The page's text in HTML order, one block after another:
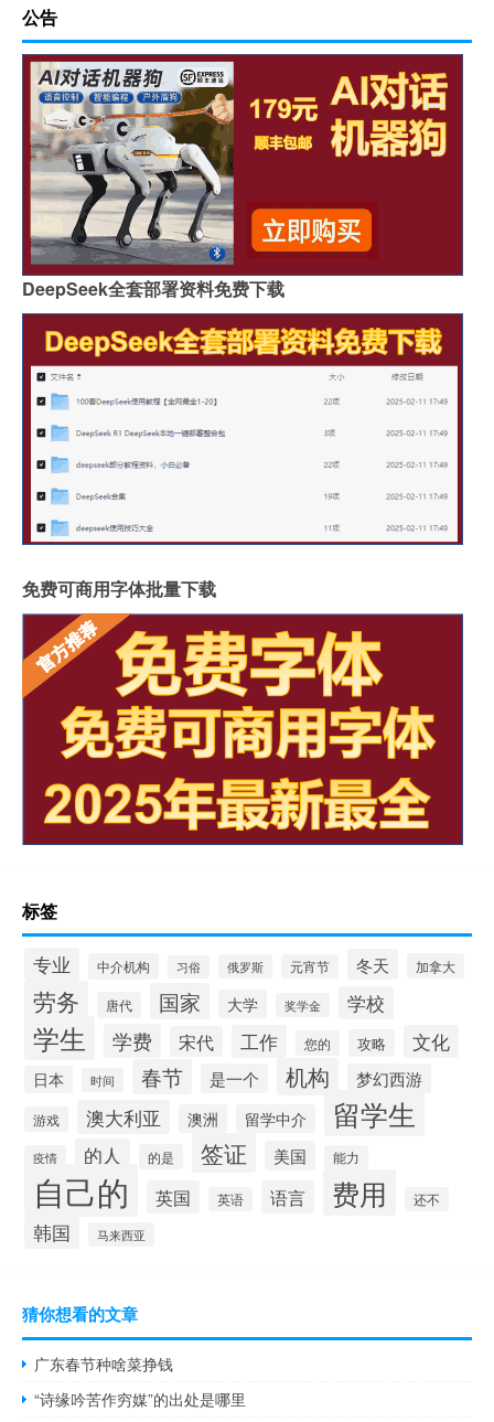
公告
DeepSeek全套部署资料免费下载
免费可商用字体批量下载
标签
专业 中介机构 习俗 俄罗斯 元宵节 冬天 加拿大
劳务 唐代 国家 大学 奖学金 学校
学生 学费 宋代 工作 您的 攻略 文化
日本 时间 春节 是一个 机构 梦幻西游
游戏 澳大利亚 澳洲 留学中介 留学生
疫情 的人 的是 签证 美国 能力
自己的 英国 英语 语言 费用 还不
韩国 马来西亚
猜你想看的文章
广东春节种啥菜挣钱
“诗缘吟苦作穷媒”的出处是哪里